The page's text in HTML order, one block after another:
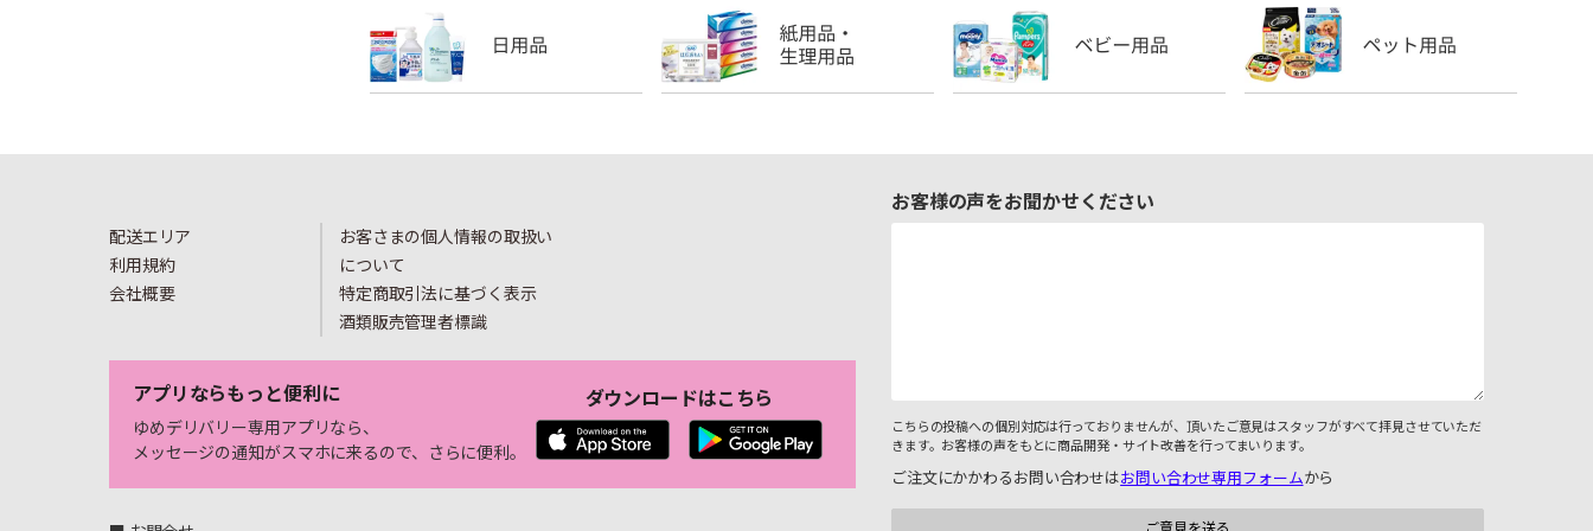
配送エリア
利用規約
会社概要
お客さまの個人情報の取扱い
について
特定商取引法に基づく表示
酒類販売管理者標識
アプリならもっと便利に
ゆめデリバリー専用アプリなら、
メッセージの通知がスマホに来るので、さらに便利。
ダウンロードはこちら
お客様の声をお聞かせください
こちらの投稿への個別対応は行っておりませんが、頂いたご意見はスタッフがすべて拝見させていただ
きます。お客様の声をもとに商品開発・サイト改善を行ってまいります。
ご注文にかかわるお問い合わせはお問い合わせ専用フォームから